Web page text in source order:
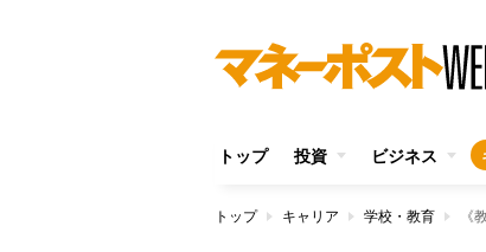
トップ 投資 ビジネス
トップ キャリア 学校・教育